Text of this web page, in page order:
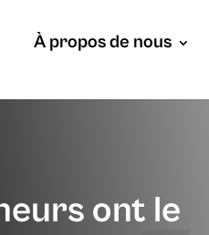
À propos de nous
ont le